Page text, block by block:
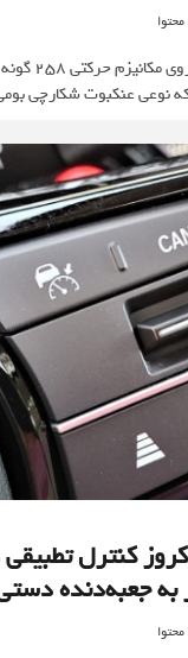
نتایج یک مطالعه
نوعی عنکبوت شکارچی
کنترل
به جعبه‌دنده